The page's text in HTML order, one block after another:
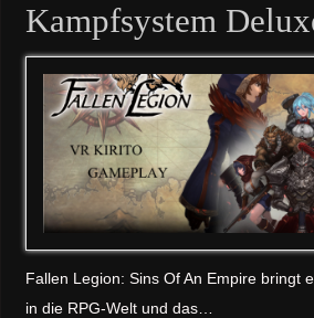
Kampfsystem
Fallen Legion: Sins Of An Empire bringt
in die RPG-Welt und das…